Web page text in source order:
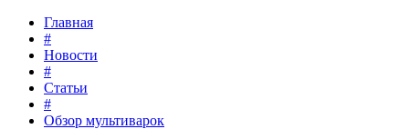
Главная
#
Новости
#
Статьи
#
Обзор мультиварок